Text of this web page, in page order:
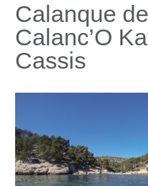
Calanque
Calanc’O
Cassis